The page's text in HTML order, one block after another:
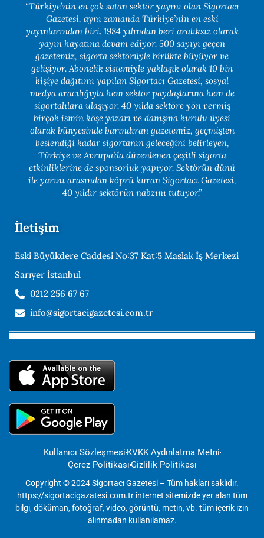
“Türkiye’nin en çok satan sektör yayını olan Sigortacı
Gazetesi, aynı zamanda Türkiye’nin en eski
yayınlarından biri. 1984 yılından beri aralıksız olarak
yayın hayatına devam ediyor. 500 sayıyı geçen
gazetemiz, sigorta sektörüyle birlikte büyüyor ve
gelişiyor. Abonelik sistemiyle yaklaşık olarak 10 bin
kişiye dağıtımı yapılan Sigortacı Gazetesi, sosyal
medya aracılığıyla hem sektör paydaşlarına hem de
sigortalılara ulaşıyor. 40 yılda sektöre yön vermiş
birçok ismin köşe yazarı ve danışma kurulu üyesi
olarak bünyesinde barındıran gazetemiz, geçmişten
beslendiği kadar sigortanın geleceğini belirleyen,
Türkiye ve Avrupa’da düzenlenen çeşitli sigorta
etkinliklerine de sponsorluk yapıyor. Sektörün dünü
ile yarını arasından köprü kuran Sigortacı Gazetesi,
40 yıldır sektörün nabzını tutuyor.”
İletişim
Eski Büyükdere Caddesi No:37 Kat:5 Maslak İş Merkezi
Sarıyer İstanbul
0212 256 67 67
info@sigortacigazetesi.com.tr
Kullanıcı SözleşmesiKVKK Aydınlatma Metni
Çerez PolitikasıGizlilik Politikası
Copyright © 2024 Sigortacı Gazetesi – Tüm hakları saklıdır.
https://sigortacigazatesi.com.tr internet sitemizde yer alan tüm
bilgi, döküman, fotoğraf, video, görüntü, metin, vb. tüm içerik izin
alınmadan kullanılamaz.